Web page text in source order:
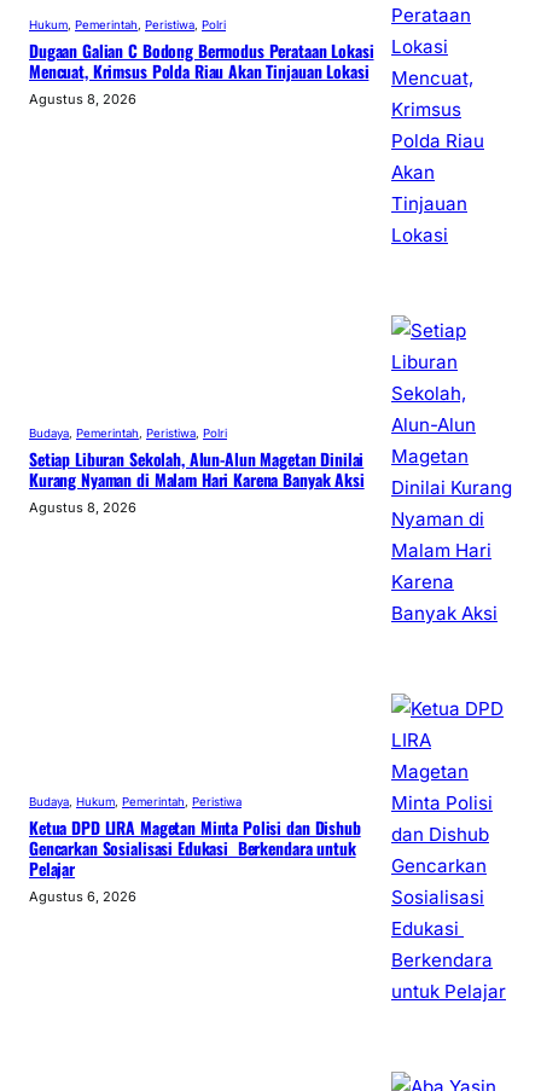
Hukum Pemerintah Peristiwa Polri
Dugaan Galian C Bodong Bermodus Perataan Lokasi
Mencuat, Krimsus Polda Riau Akan Tinjauan Lokasi
Agustus 8, 2026
Budaya, Pemerintah, Peristiwa, Polri
Setiap Liburan Sekolah, Alun-Alun Magetan Dinilai
Kurang Nyaman di Malam Hari Karena Banyak Aksi
Agustus 8, 2026
Budaya Hukum Pemerintah Peristiwa
Ketua DPD LIRA Magetan Minta Polisi dan Dishub
Gencarkan Sosialisasi Edukasi Berkendara untuk
Pelajar
Agustus 6, 2026